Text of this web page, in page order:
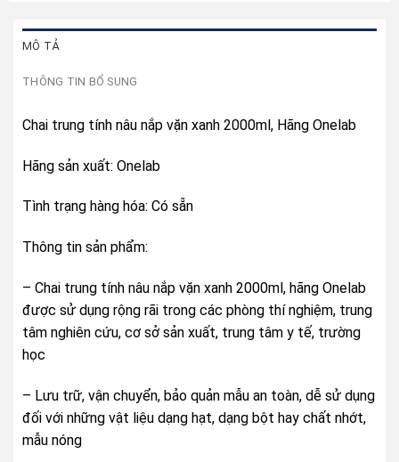
MÔ TẢ
THÔNG TIN BỔ SUNG
Chai trung tính nâu nắp vặn xanh 2000ml, Hãng Onelab
Hãng sản xuất: Onelab
Tình trạng hàng hóa: Có sẵn
Thông tin sản phẩm:
– Chai trung tính nâu nắp vặn xanh 2000ml, hãng Onelab
được sử dụng rộng rãi trong các phòng thí nghiệm, trung
tâm nghiên cứu, cơ sở sản xuất, trung tâm y tế, trường
học
– Lưu trữ, vận chuyển, bảo quản mẫu an toàn, dễ sử dụng
đối với những vật liệu dạng hạt, dạng bột hay chất nhớt,
mẫu nóng